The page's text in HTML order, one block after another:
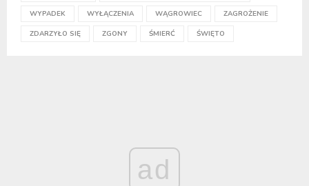
WYPADEK WYŁĄCZENIA WĄGROWIEC ZAGROŻENIE
ZDARZYŁO SIĘ ZGONY ŚMIERĆ ŚWIĘTO
ad